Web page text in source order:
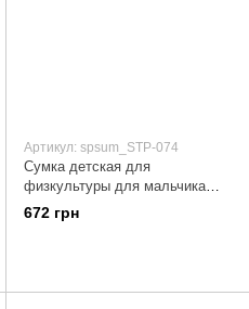
Артикул: spsum_STP-074
Сумка детская для
физкультуры для мальчика
13L Paso Star Wars
672 грн